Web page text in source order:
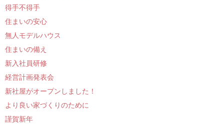
得手不得手
住まいの安心
無人モデルハウス
住まいの備え
新入社員研修
経営計画発表会
新社屋がオープンしました！
より良い家づくりのために
謹賀新年